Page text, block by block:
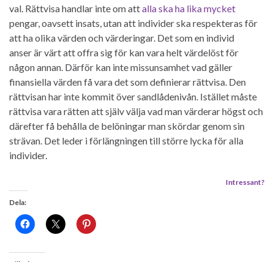
val. Rättvisa handlar inte om attalla ska ha lika mycket
pengar, oavsett insats, utan att individer ska respekteras för
att ha olika värden och värderingar. Det som en individ
anser är värt att offra sig för kan vara helt värdelöst för
någon annan. Därför kan inte missunsamhet vad gäller
finansiella värden få vara det som definierar rättvisa. Den
rättvisan har inte kommit över sandlådenivån. Istället måste
rättvisa vara rätten att själv välja vad man värderar högst och
därefter få behålla de belöningar man skördar genom sin
strävan. Det leder i förlängningen till större lycka för alla
individer.
Intressant?
Dela: